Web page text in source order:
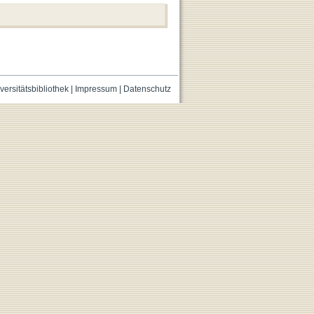
| Impressum| Datenschutz